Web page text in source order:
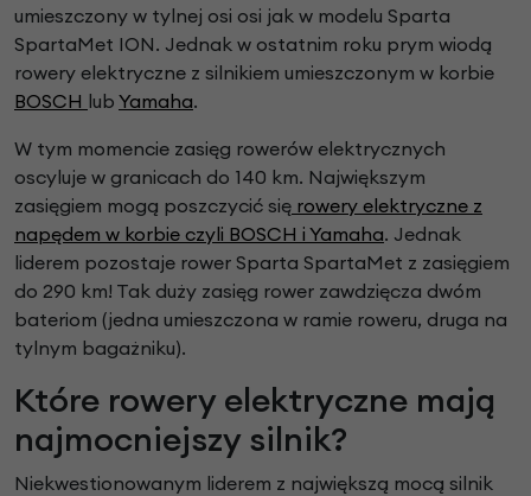
umieszczony w tylnej osi osi jak w modelu Sparta
SpartaMet ION. Jednak w ostatnim roku prym wiodą
rowery elektryczne z silnikiem umieszczonym w korbie
BOSCH lub Yamaha.
W tym momencie zasięg rowerów elektrycznych
oscyluje w granicach do 140 km. Największym
zasięgiem mogą poszczycić się rowery elektryczne z
napędem w korbie czyli BOSCH i Yamaha. Jednak
liderem pozostaje rower Sparta SpartaMet z zasięgiem
do 290 km! Tak duży zasięg rower zawdzięcza dwóm
bateriom (jedna umieszczona w ramie roweru, druga na
tylnym bagażniku).
Które rowery elektryczne mają
najmocniejszy silnik?
Niekwestionowanym liderem z największą mocą silnik